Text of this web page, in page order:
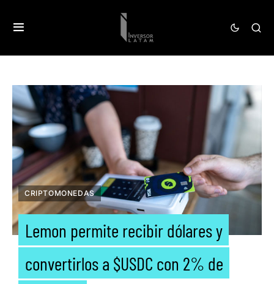
CRIPTOMONEDAS
Lemon permite recibir dólares y
convertirlos a $USDC con 2% de